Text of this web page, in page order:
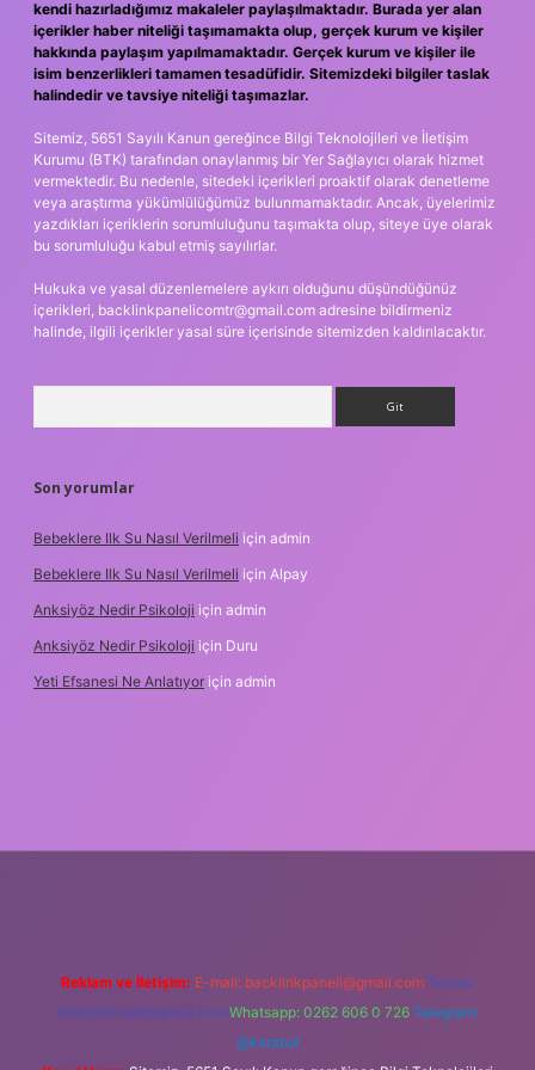
kendi hazırladığımız makaleler paylaşılmaktadır. Burada yer alan
içerikler haber niteliği taşımamakta olup, gerçek kurum ve kişiler
hakkında paylaşım yapılmamaktadır. Gerçek kurum ve kişiler ile
isim benzerlikleri tamamen tesadüfidir. Sitemizdeki bilgiler taslak
halindedir ve tavsiye niteliği taşımazlar.
Sitemiz, 5651 Sayılı Kanun gereğince Bilgi Teknolojileri ve İletişim
Kurumu (BTK) tarafından onaylanmış bir Yer Sağlayıcı olarak hizmet
vermektedir. Bu nedenle, sitedeki içerikleri proaktif olarak denetleme
veya araştırma yükümlülüğümüz bulunmamaktadır. Ancak, üyelerimiz
yazdıkları içeriklerin sorumluluğunu taşımakta olup, siteye üye olarak
bu sorumluluğu kabul etmiş sayılırlar.
Hukuka ve yasal düzenlemelere aykırı olduğunu düşündüğünüz
içerikleri, backlinkpanelicomtr@gmail.com adresine bildirmeniz
halinde, ilgili içerikler yasal süre içerisinde sitemizden kaldırılacaktır.
Son yorumlar
Bebeklere Ilk Su Nasıl Verilmeli için admin
Bebeklere Ilk Su Nasıl Verilmeli için Alpay
Anksiyöz Nedir Psikoloji için admin
Anksiyöz Nedir Psikoloji için Duru
Yeti Efsanesi Ne Anlatıyor için admin
Reklam ve İletişim: E-mail: backlinkpaneli@gmail.com Teams:
forumhizmeti@gmail.com Whatsapp: 0262 606 0 726 Telegram:
@karabul